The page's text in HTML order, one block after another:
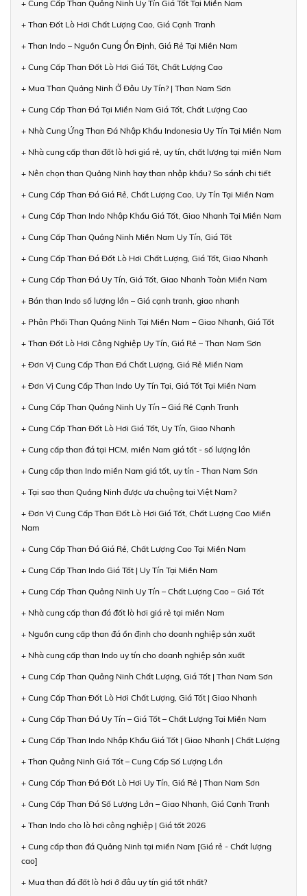
+ Cung Cấp Than Quảng Ninh Uy Tín Giá Tốt Tại Miền Nam
+ Than Đốt Lò Hơi Chất Lượng Cao, Giá Cạnh Tranh
+ Than Indo – Nguồn Cung Ổn Định, Giá Rẻ Tại Miền Nam
+ Cung Cấp Than Đốt Lò Hơi Giá Tốt, Chất Lượng Cao
+ Mua Than Quảng Ninh Ở Đâu Uy Tín? | Than Nam Sơn
+ Cung Cấp Than Đá Tại Miền Nam Giá Tốt, Chất Lượng Cao
+ Nhà Cung Ứng Than Đá Nhập Khẩu Indonesia Uy Tín Tại Miền Nam
+ Nhà cung cấp than đốt lò hơi giá rẻ, uy tín, chất lượng tại miền Nam
+ Nên chọn than Quảng Ninh hay than nhập khẩu? So sánh chi tiết
+ Cung Cấp Than Đá Giá Rẻ, Chất Lượng Cao, Uy Tín Tại Miền Nam
+ Cung Cấp Than Indo Nhập Khẩu Giá Tốt, Giao Nhanh Tại Miền Nam
+ Cung Cấp Than Quảng Ninh Miền Nam Uy Tín, Giá Tốt
+ Cung Cấp Than Đá Đốt Lò Hơi Chất Lượng, Giá Tốt, Giao Nhanh
+ Cung Cấp Than Đá Uy Tín, Giá Tốt, Giao Nhanh Toàn Miền Nam
+ Bán than Indo số lượng lớn – Giá cạnh tranh, giao nhanh
+ Phân Phối Than Quảng Ninh Tại Miền Nam – Giao Nhanh, Giá Tốt
+ Than Đốt Lò Hơi Công Nghiệp Uy Tín, Giá Rẻ – Than Nam Sơn
+ Đơn Vị Cung Cấp Than Đá Chất Lượng, Giá Rẻ Miền Nam
+ Đơn Vị Cung Cấp Than Indo Uy Tín Tại, Giá Tốt Tại Miền Nam
+ Cung Cấp Than Quảng Ninh Uy Tín – Giá Rẻ Cạnh Tranh
+ Cung Cấp Than Đốt Lò Hơi Giá Tốt, Uy Tín, Giao Nhanh
+ Cung cấp than đá tại HCM, miền Nam giá tốt - số lượng lớn
+ Cung cấp than Indo miền Nam giá tốt, uy tín - Than Nam Sơn
+ Tại sao than Quảng Ninh được ưa chuộng tại Việt Nam?
+ Đơn Vị Cung Cấp Than Đốt Lò Hơi Giá Tốt, Chất Lượng Cao Miền
Nam
+ Cung Cấp Than Đá Giá Rẻ, Chất Lượng Cao Tại Miền Nam
+ Cung Cấp Than Indo Giá Tốt | Uy Tín Tại Miền Nam
+ Cung Cấp Than Quảng Ninh Uy Tín – Chất Lượng Cao – Giá Tốt
+ Nhà cung cấp than đá đốt lò hơi giá rẻ tại miền Nam
+ Nguồn cung cấp than đá ổn định cho doanh nghiệp sản xuất
+ Nhà cung cấp than Indo uy tín cho doanh nghiệp sản xuất
+ Cung Cấp Than Quảng Ninh Chất Lượng, Giá Tốt | Than Nam Sơn
+ Cung Cấp Than Đốt Lò Hơi Chất Lượng, Giá Tốt | Giao Nhanh
+ Cung Cấp Than Đá Uy Tín – Giá Tốt – Chất Lượng Tại Miền Nam
+ Cung Cấp Than Indo Nhập Khẩu Giá Tốt | Giao Nhanh | Chất Lượng
+ Than Quảng Ninh Giá Tốt – Cung Cấp Số Lượng Lớn
+ Cung Cấp Than Đá Đốt Lò Hơi Uy Tín, Giá Rẻ | Than Nam Sơn
+ Cung Cấp Than Đá Số Lượng Lớn – Giao Nhanh, Giá Cạnh Tranh
+ Than Indo cho lò hơi công nghiệp | Giá tốt 2026
+ Cung cấp than đá Quảng Ninh tại miền Nam [Giá rẻ - Chất lượng
cao]
+ Mua than đá đốt lò hơi ở đâu uy tín giá tốt nhất?